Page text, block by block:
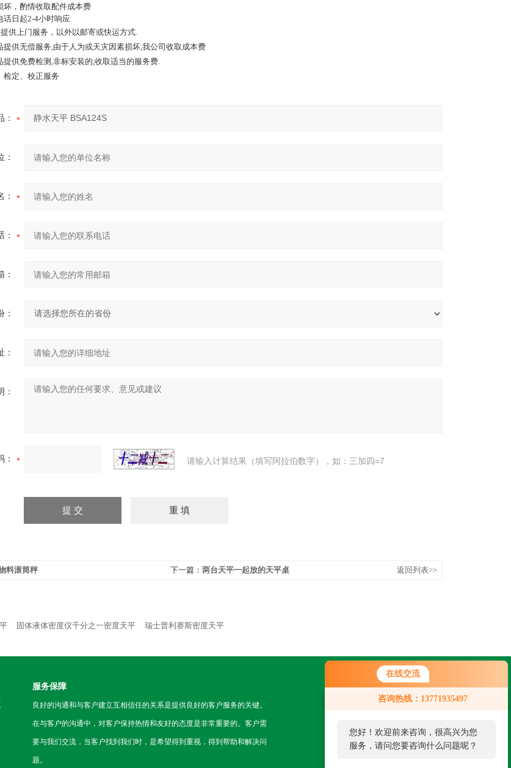
在线交流
咨询热线：13771935497
您好！欢迎前来咨询，很高兴为您
服务，请问您要咨询什么问题呢？
坏，酌情收取配件成本费
话日起2-4小时响应
供上门服务，以外以邮寄或快运方式.
提供无偿服务,由于人为或天灾因素损坏,我公司收取成本费
提供免费检测,非标安装的,收取适当的服务费.
检定、校正服务
：
：
：
：
：
：
：
：
： 请输入计算结果（填写阿拉伯数字），如：三加四=7
料滚筒秤 下一篇： 两台天平一起放的天平桌 返回列表>>
固体液体密度仪千分之一密度天平 瑞士普利赛斯密度天平
服务保障
良好的沟通和与客户建立互相信任的关系是提供良好的客户服务的关键。
在与客户的沟通中，对客户保持热情和友好的态度是非常重要的。客户需
要与我们交流，当客户找到我们时，是希望得到重视，得到帮助和解决问
题。
关注我们